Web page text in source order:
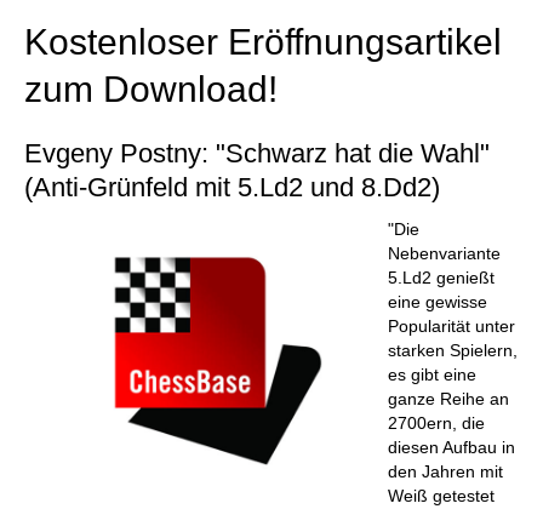
Kostenloser Eröffnungsartikel
zum Download!
Evgeny Postny: "Schwarz hat die Wahl"
(Anti-Grünfeld mit 5.Ld2 und 8.Dd2)
"Die
Nebenvariante
5.Ld2 genießt
eine gewisse
Popularität unter
starken Spielern,
es gibt eine
ganze Reihe an
2700ern, die
diesen Aufbau in
den Jahren mit
Weiß getestet